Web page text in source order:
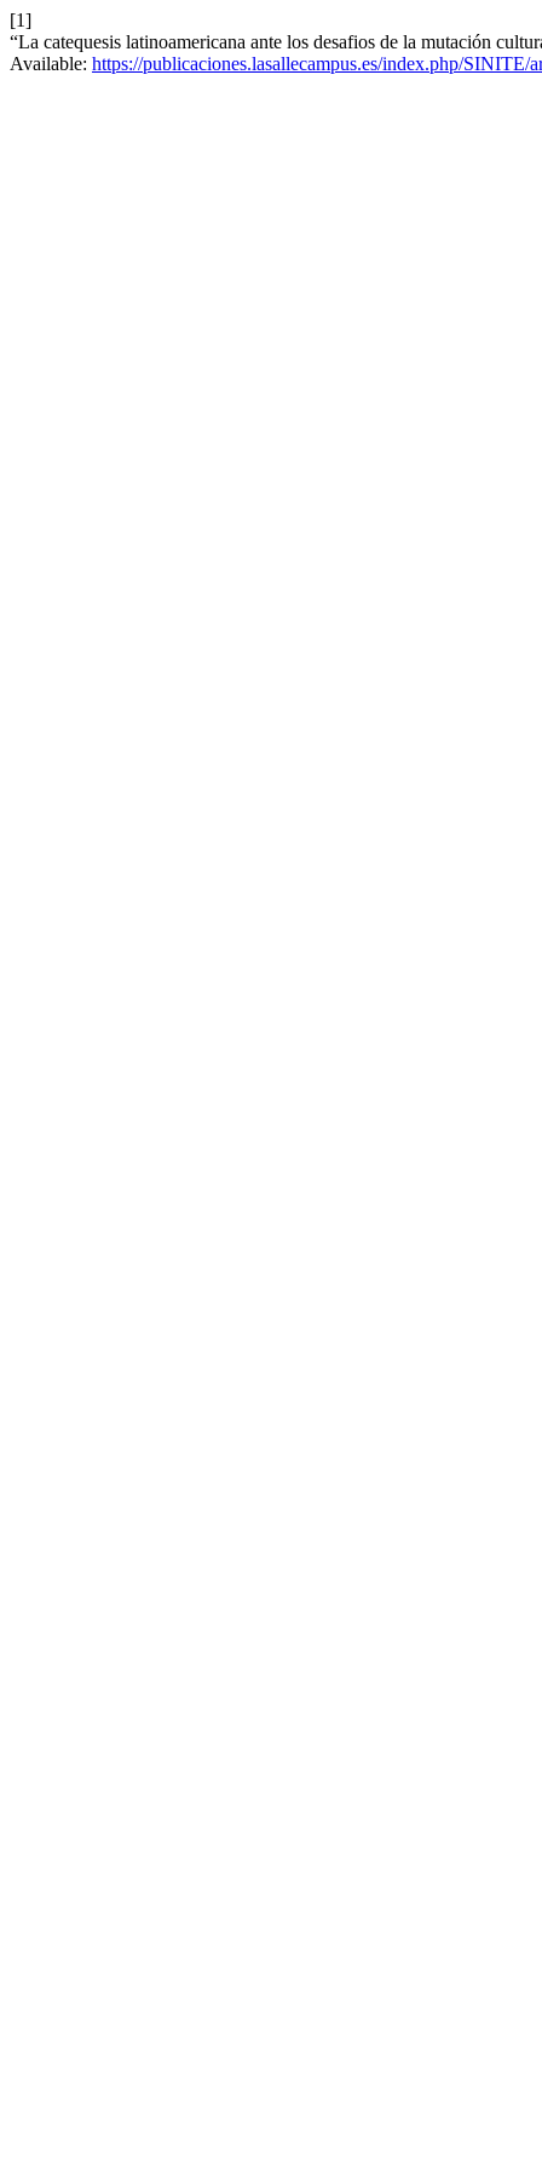
[1]
“La catequesis latinoamericana ante los desafios de la mutación
Available: https://publicaciones.lasallecampus.es/index.php/SINITE/